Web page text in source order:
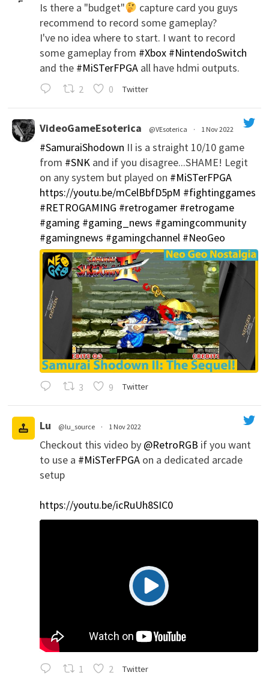
Is there a "budget"
capture card you guys
recommend to record some gameplay?
I've no idea where to start. I want to record
some gameplay from #Xbox #NintendoSwitch
and the #MiSTerFPGAall have hdmi outputs.
2 0 Twitter
VideoGameEsoterica @VEsoterica · 1 Nov 2022
#SamuraiShodown II is a straight 10/10 game
from #SNKand if you disagree...SHAME! Legit
on any system but played on #MiSTerFPGA
https://youtu.be/mCelBbfD5pM #fightinggames
#RETROGAMING #retrogamer #retrogame
#gaming #gaming_news #gamingcommunity
#gamingnews #gamingchannel #NeoGeo
3 9 Twitter
Lu @lu_source · 1 Nov 2022
Checkout this video by @RetroRGB if you want
to use a #MiSTerFPGAon a dedicated arcade
setup
https://youtu.be/icRuUh8SIC0
1 2 Twitter